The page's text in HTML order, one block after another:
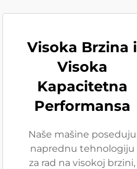
Visoka Brzina i
Visoka
Kapacitetna
Performansa
Naše mašine poseduju
naprednu tehnologiju
za rad na visokoj brzini,